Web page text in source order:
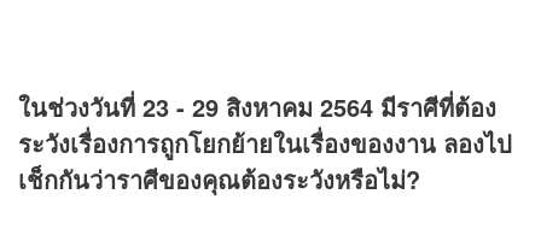
ในช่วงวันที่ 23 - 29 สิงหาคม 2564 มีราศีที่ต้อง
ระวังเรื่องการถูกโยกย้ายในเรื่องของงาน ลองไป
เช็กกันว่าราศีของคุณต้องระวังหรือไม่?